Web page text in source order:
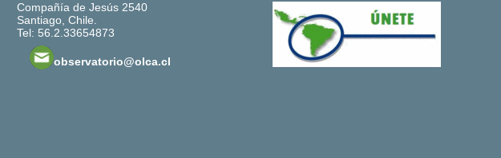
Compañía de Jesús 2540
Santiago, Chile.
Tel: 56.2.33654873
observatorio@olca.cl